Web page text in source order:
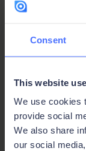
Consent
This website
We use cookies
provide social
We also share
our social
Verwalte
Ort, mit